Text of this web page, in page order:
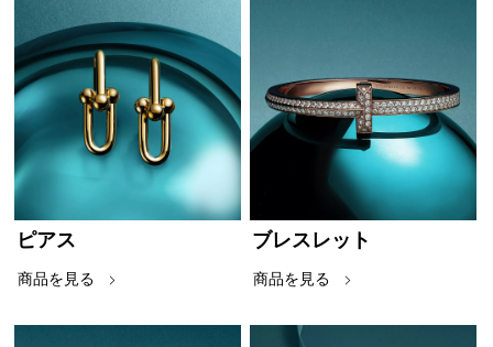
ピアス
商品を見る
ブレスレット
商品を見る